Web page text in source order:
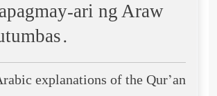
ari ng Araw
explanations of the Qur’an: